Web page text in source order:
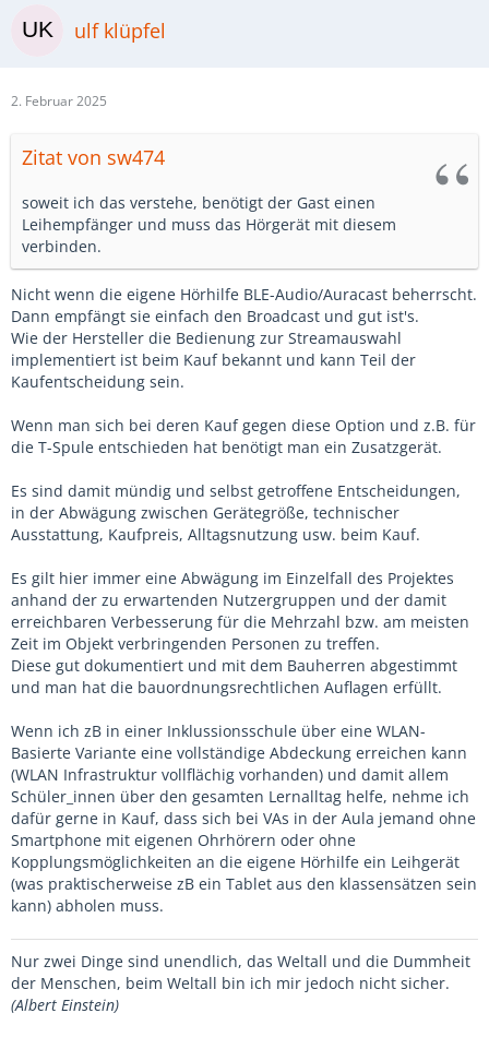
ulf klüpfel
2. Februar 2025
Zitat von sw474
soweit ich das verstehe, benötigt der Gast einen
Leihempfänger und muss das Hörgerät mit diesem
verbinden.
Nicht wenn die eigene Hörhilfe BLE-Audio/Auracast beherrscht.
Dann empfängt sie einfach den Broadcast und gut ist's.
Wie der Hersteller die Bedienung zur Streamauswahl
implementiert ist beim Kauf bekannt und kann Teil der
Kaufentscheidung sein.
Wenn man sich bei deren Kauf gegen diese Option und z.B. für
die T-Spule entschieden hat benötigt man ein Zusatzgerät.
Es sind damit mündig und selbst getroffene Entscheidungen,
in der Abwägung zwischen Gerätegröße, technischer
Ausstattung, Kaufpreis, Alltagsnutzung usw. beim Kauf.
Es gilt hier immer eine Abwägung im Einzelfall des Projektes
anhand der zu erwartenden Nutzergruppen und der damit
erreichbaren Verbesserung für die Mehrzahl bzw. am meisten
Zeit im Objekt verbringenden Personen zu treffen.
Diese gut dokumentiert und mit dem Bauherren abgestimmt
und man hat die bauordnungsrechtlichen Auflagen erfüllt.
Wenn ich zB in einer Inklussionsschule über eine WLAN-
Basierte Variante eine vollständige Abdeckung erreichen kann
(WLAN Infrastruktur vollflächig vorhanden) und damit allem
Schüler_innen über den gesamten Lernalltag helfe, nehme ich
dafür gerne in Kauf, dass sich bei VAs in der Aula jemand ohne
Smartphone mit eigenen Ohrhörern oder ohne
Kopplungsmöglichkeiten an die eigene Hörhilfe ein Leihgerät
(was praktischerweise zB ein Tablet aus den klassensätzen sein
kann) abholen muss.
Nur zwei Dinge sind unendlich, das Weltall und die Dummheit
der Menschen, beim Weltall bin ich mir jedoch nicht sicher.
(Albert Einstein)